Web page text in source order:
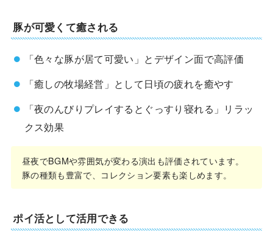
豚が可愛くて癒される
「色々な豚が居て可愛い」とデザイン面で高評価
「癒しの牧場経営」として日頃の疲れを癒やす
「夜のんびりプレイするとぐっすり寝れる」リラッ
クス効果
昼夜でBGMや雰囲気が変わる演出も評価されています。
豚の種類も豊富で、コレクション要素も楽しめます。
ポイ活として活用できる